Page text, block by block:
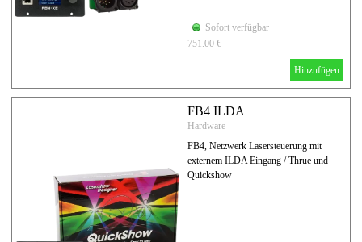
Sofort verfügbar
751.00 €
Hinzufügen
FB4 ILDA
Hardware
FB4, Netzwerk Lasersteuerung mit
externem ILDA Eingang / Thrue und
Quickshow